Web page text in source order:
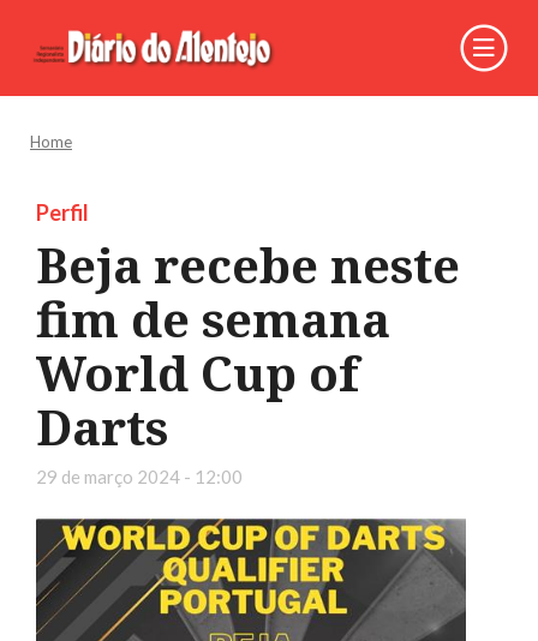
Home
Perfil
Beja recebe neste
fim de semana
World Cup of
Darts
29 de março 2024 - 12:00